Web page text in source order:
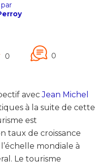
0 0
avecJean Michel
à la suite de cette
est
taux de croissance
mondiale à
Le tourisme